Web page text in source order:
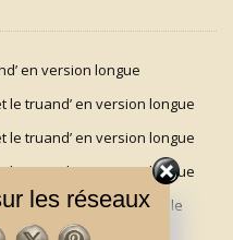
en version longue
le truand’ en version longue
le truand’ en version longue
le truand’ en version longue
signe des cornes dans le
les réseaux